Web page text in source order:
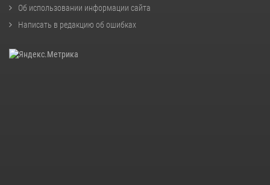
Об использовании информации сайта
Написать в редакцию об ошибках